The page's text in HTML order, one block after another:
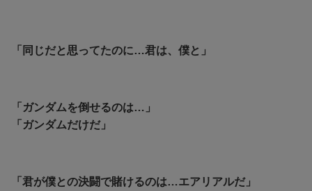
「同じだと思ってたのに…君は、僕と」
「ガンダムを倒せるのは…」
「ガンダムだけだ」
「君が僕との決闘で賭けるのは…エアリアルだ」